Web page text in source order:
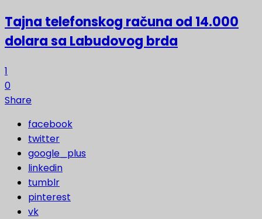
Tajna telefonskog računa od 14.000
dolara sa Labudovog brda
1
0
Share
facebook
twitter
google_plus
linkedin
tumblr
pinterest
vk